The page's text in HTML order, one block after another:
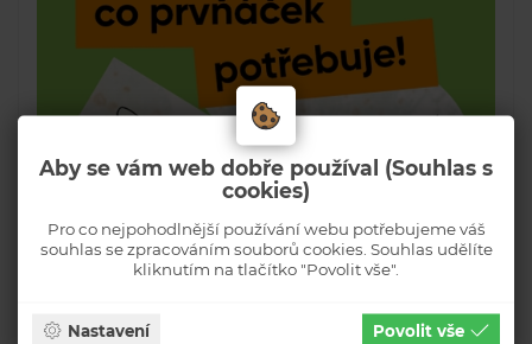
Aby se vám web dobře používal (Souhlas s
cookies)
Pro co nejpohodlnější používání webu potřebujeme váš
souhlas se zpracováním souborů cookies. Souhlas udělíte
kliknutím na tlačítko "Povolit vše".
Nastavení Povolit vše